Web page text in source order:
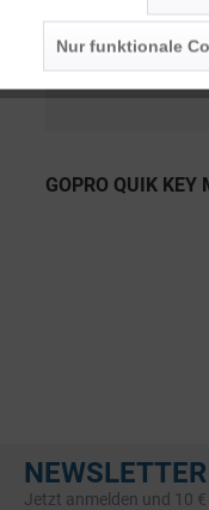
GOPRO QUIK KEY
NEWSLETTER
Jetzt anmelden und 10
Nur funktionale